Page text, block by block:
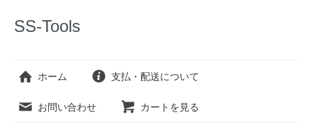
SS-Tools
ホーム 支払・配送について
お問い合わせ カートを見る